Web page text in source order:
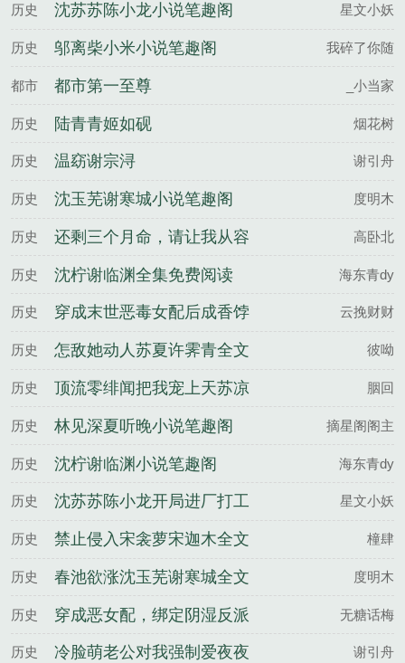
历史 沈苏苏陈小龙小说笔趣阁 星文小妖
历史 邬离柴小米小说笔趣阁 我碎了你随
都市 都市第一至尊 _小当家
历史 陆青青姬如砚 烟花树
历史 温窈谢宗浔 谢引舟
历史 沈玉芜谢寒城小说笔趣阁 度明木
历史
还剩三个月命，请让我从容
赴死庄子昂苏雨蝶全文完整
版
高卧北
历史 沈柠谢临渊全集免费阅读 海东青dy
历史
穿成末世恶毒女配后成香饽
饽了姜云檀沈鹤归全文完整
版
云挽财财
历史
怎敌她动人苏夏许霁青全文
完整版
彼呦
历史
顶流零绯闻把我宠上天苏凉
楚南佑全文完整版
胭回
历史 林见深夏听晚小说笔趣阁 摘星阁阁主
历史 沈柠谢临渊小说笔趣阁 海东青dy
历史
沈苏苏陈小龙开局进厂打工
搅动莞城风云百度云
星文小妖
历史
禁止侵入宋衾萝宋迦木全文
完整版
橦肆
历史
春池欲涨沈玉芜谢寒城全文
完整版
度明木
历史
穿成恶女配，绑定阴湿反派
黑化前姜岁谢砚寒全文完整
无糖话梅
历史
冷脸萌老公对我强制爱夜夜
谢引舟